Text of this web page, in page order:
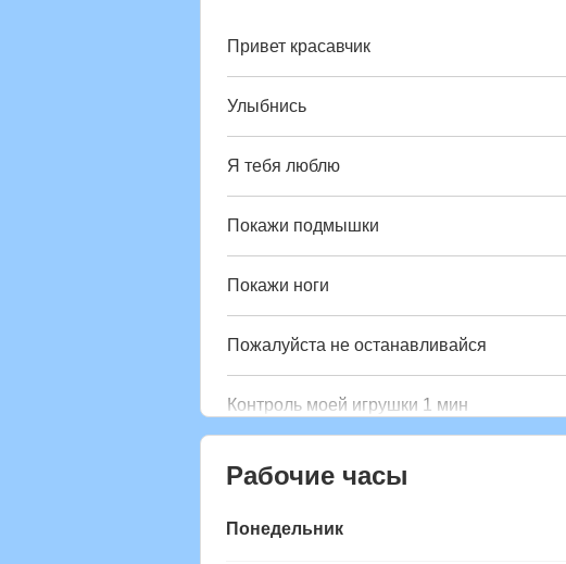
Привет красавчик
Улыбнись
Я тебя люблю
Покажи подмышки
Покажи ноги
Пожалуйста не останавливайся
Контроль моей игрушки 1 мин
Рабочие часы
Понедельник